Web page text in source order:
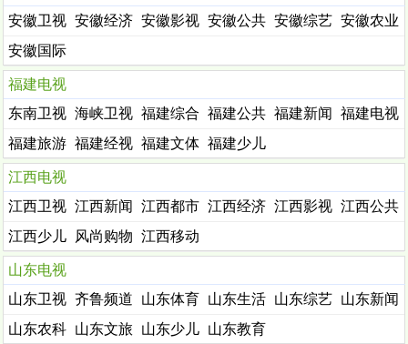
安徽卫视 安徽经济 安徽影视 安徽公共 安徽综艺 安徽农业
安徽国际
福建电视
东南卫视 海峡卫视 福建综合 福建公共 福建新闻
福建电视
福建旅游 福建经视 福建文体 福建少儿
江西电视
江西卫视 江西新闻 江西都市 江西经济 江西影视 江西公共
江西少儿 风尚购物 江西移动
山东电视
山东卫视 齐鲁频道 山东体育 山东生活 山东综艺
山东新闻
山东农科
山东文旅 山东少儿
山东教育